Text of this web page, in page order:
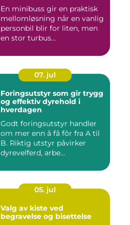
En minibuss gir en praktisk
mellomløsning når en vanlig
personbil blir for liten, men
en stor turbus...
07. jul
Foringsutstyr som gir trygg
og effektiv dyrehold i
hverdagen
Godt foringsutstyr handler
om mer enn å få fôr fra A til
B. Riktig utstyr påvirker
dyrevelferd, arbe...
05. jul
Valg av kiste ved
begravelse og bisettelse